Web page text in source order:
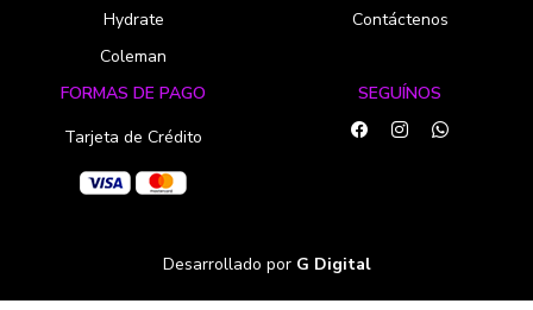
Hydrate
Coleman
Contáctenos
FORMAS DE PAGO
Tarjeta de Crédito
SEGUÍNOS
Desarrollado por G Digital